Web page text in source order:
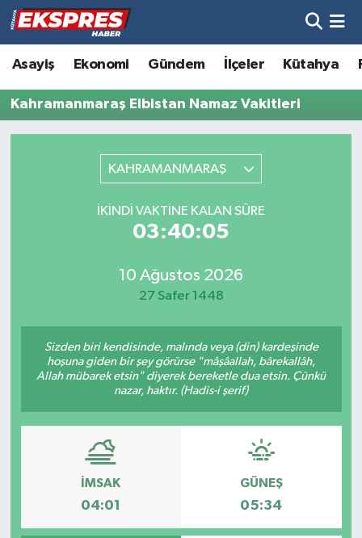
Asayiş Ekonomi Gündem İlçeler Kütahya
Kahramanmaraş Elbistan Namaz Vakitleri
KAHRAMANMARAŞ
İKINDI VAKTINE KALAN SÜRE
03:40:05
10 Ağustos 2026
27 Safer 1448
Sizden biri kendisinde, malında veya (din) kardeşinde
hoşuna giden bir şey görürse "mâşâallah, bârekallâh,
Allah mübarek etsin" diyerek bereketle dua etsin. Çünkü
nazar, haktır. (Hadis-i şerif)
İMSAK
04:01
GÜNEŞ
05:34
Altıntaş
Asayiş
Biyografiler
Çavdarhisar
Dumlupınar
Ekonomi
Hava Durumu
Trafik Durumu
Tüm Manşetler
Son Dakika Haberleri
Haber Arşivi